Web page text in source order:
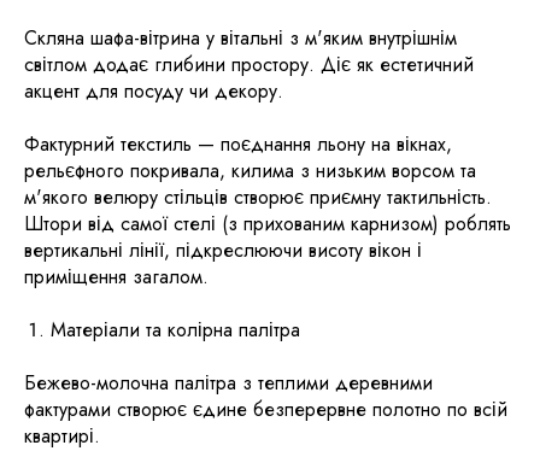
Скляна шафа-вітрина у вітальні з м'яким внутрішнім
світлом додає глибини простору. Діє як естетичний
акцент для посуду чи декору.
Фактурний текстиль — поєднання льону на вікнах,
рельєфного покривала, килима з низьким ворсом та
м'якого велюру стільців створює приємну тактильність.
Штори від самої стелі (з прихованим карнизом) роблять
вертикальні лінії, підкреслюючи висоту вікон і
приміщення загалом.
Матеріали та колірна палітра
Бежево-молочна палітра з теплими деревними
фактурами створює єдине безперервне полотно по всій
квартирі.